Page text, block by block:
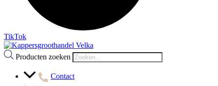
TikTok
Producten zoeken
Contact